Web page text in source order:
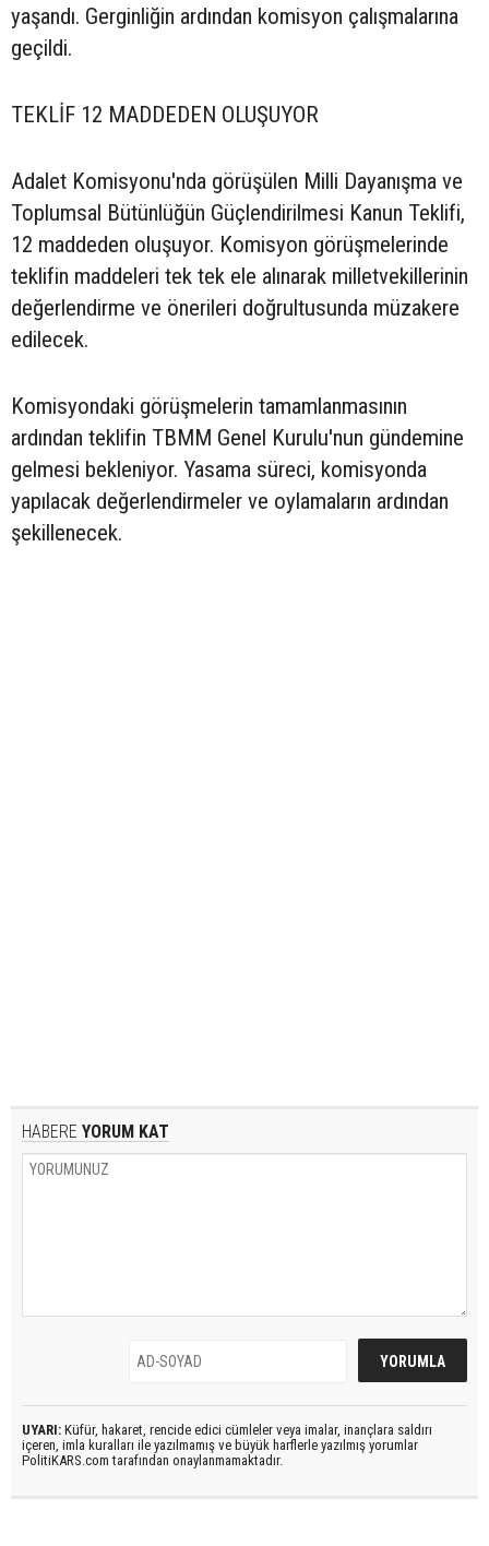
yaşandı. Gerginliğin ardından komisyon çalışmalarına
geçildi.
TEKLİF 12 MADDEDEN OLUŞUYOR
Adalet Komisyonu'nda görüşülen Milli Dayanışma ve
Toplumsal Bütünlüğün Güçlendirilmesi Kanun Teklifi,
12 maddeden oluşuyor. Komisyon görüşmelerinde
teklifin maddeleri tek tek ele alınarak milletvekillerinin
değerlendirme ve önerileri doğrultusunda müzakere
edilecek.
Komisyondaki görüşmelerin tamamlanmasının
ardından teklifin TBMM Genel Kurulu'nun gündemine
gelmesi bekleniyor. Yasama süreci, komisyonda
yapılacak değerlendirmeler ve oylamaların ardından
şekillenecek.
HABERE YORUM KAT
UYARI: Küfür, hakaret, rencide edici cümleler veya imalar, inançlara saldırı
içeren, imla kuralları ile yazılmamış ve büyük harflerle yazılmış yorumlar
PolitiKARS.com tarafından onaylanmamaktadır.